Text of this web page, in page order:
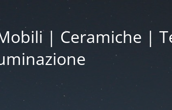
| Ceramiche |